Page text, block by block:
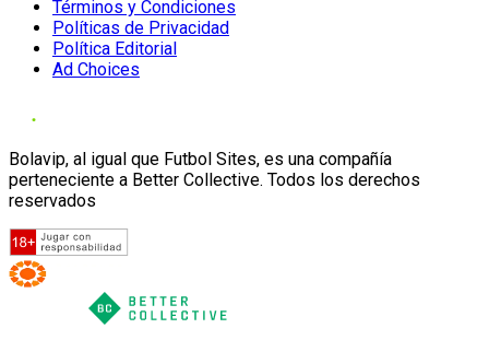
Términos y Condiciones
Políticas de Privacidad
Política Editorial
Ad Choices
Bolavip, al igual que Futbol Sites, es una compañía
perteneciente a Better Collective. Todos los derechos
reservados